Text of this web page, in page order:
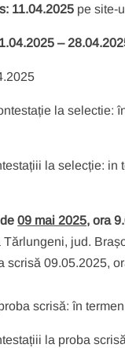
11.04.2025 pe site-
–
la selectie:
la selecție: in
de09 mai 2025, ora
jud.
scrisă 09.05.2025,
scrisă: în
la proba